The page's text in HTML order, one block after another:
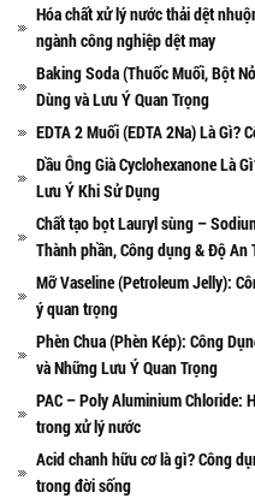
Hóa chất xử lý nước thải dệt
ngành công nghiệp dệt may
Baking Soda (Thuốc Muối, Bột
Dùng và Lưu Ý Quan Trọng
EDTA 2 Muối (EDTA 2Na) Là Gì?
Dầu Ông Già Cyclohexanone Là
Lưu Ý Khi Sử Dụng
Chất tạo bọt Lauryl sùng –
Thành phần, Công dụng & Độ An
Mỡ Vaseline (Petroleum Jelly):
ý quan trọng
Phèn Chua (Phèn Kép): Công
và Những Lưu Ý Quan Trọng
PAC – Poly Aluminium Chloride:
trong xử lý nước
Acid chanh hữu cơ là gì? Công
trong đời sống